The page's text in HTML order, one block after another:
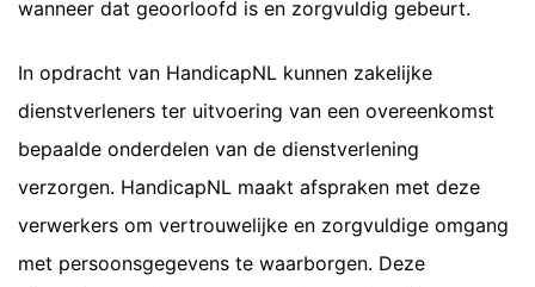
wanneer dat geoorloofd is en zorgvuldig gebeurt.
In opdracht van HandicapNL kunnen zakelijke
dienstverleners ter uitvoering van een overeenkomst
bepaalde onderdelen van de dienstverlening
verzorgen. HandicapNL maakt afspraken met deze
verwerkers om vertrouwelijke en zorgvuldige omgang
met persoonsgegevens te waarborgen. Deze